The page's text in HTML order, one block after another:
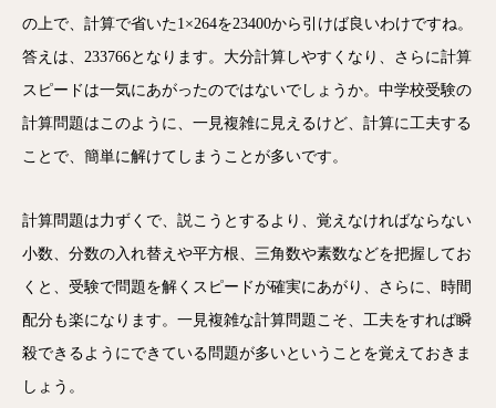
の上で、計算で省いた1×264を23400から引けば良いわけですね。
答えは、233766となります。大分計算しやすくなり、さらに計算
スピードは一気にあがったのではないでしょうか。中学校受験の
計算問題はこのように、一見複雑に見えるけど、計算に工夫する
ことで、簡単に解けてしまうことが多いです。
計算問題は力ずくで、説こうとするより、覚えなければならない
小数、分数の入れ替えや平方根、三角数や素数などを把握してお
くと、受験で問題を解くスピードが確実にあがり、さらに、時間
配分も楽になります。一見複雑な計算問題こそ、工夫をすれば瞬
殺できるようにできている問題が多いということを覚えておきま
しょう。